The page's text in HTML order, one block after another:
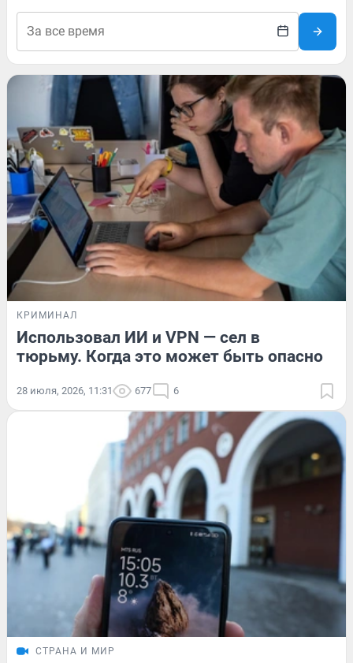
КРИМИНАЛ
Использовал ИИ и VPN — сел в
тюрьму. Когда это может быть опасно
28 июля, 2026, 11:31 677 6
СТРАНА И МИР